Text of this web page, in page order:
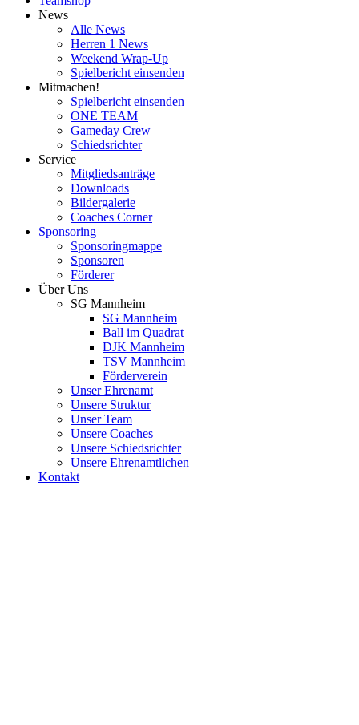
News
Alle News
Herren 1 News
Weekend Wrap-Up
Spielbericht einsenden
Mitmachen!
Spielbericht einsenden
ONE TEAM
Gameday Crew
Schiedsrichter
Service
Mitgliedsanträge
Downloads
Bildergalerie
Coaches Corner
Sponsoring
Sponsoringmappe
Sponsoren
Förderer
Über Uns
SG Mannheim
SG Mannheim
Ball im Quadrat
DJK Mannheim
TSV Mannheim
Förderverein
Unser Ehrenamt
Unsere Struktur
Unser Team
Unsere Coaches
Unsere Schiedsrichter
Unsere Ehrenamtlichen
Kontakt